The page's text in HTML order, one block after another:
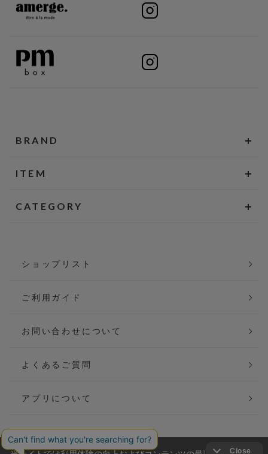
BRAND
ITEM
CATEGORY
ショップリスト
ご利用ガイド
お問い合わせについて
よくあるご質問
アプリについて